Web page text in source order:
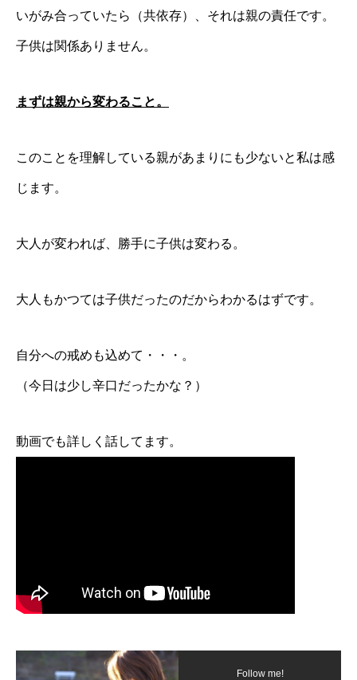
いがみ合っていたら（共依存）、それは親の責任です。
子供は関係ありません。
まずは親から変わること。
このことを理解している親があまりにも少ないと私は感
じます。
大人が変われば、勝手に子供は変わる。
大人もかつては子供だったのだからわかるはずです。
自分への戒めも込めて・・・。
（今日は少し辛口だったかな？）
動画でも詳しく話してます。
Follow me!